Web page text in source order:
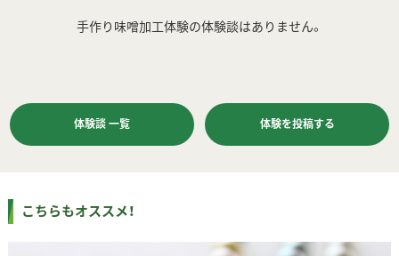
手作り味噌加工体験の体験談はありません。
体験談 一覧 体験を投稿する
こちらもオススメ！